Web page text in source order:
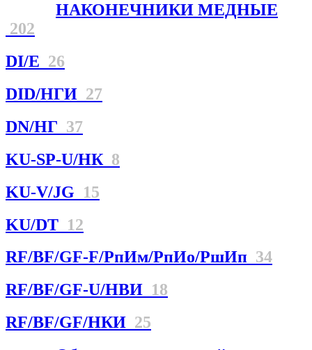
НАКОНЕЧНИКИ МЕДНЫЕ
202
DI/E 26
DID/НГИ 27
DN/НГ 37
KU-SP-U/НК 8
KU-V/JG 15
KU/DT 12
RF/BF/GF-F/РпИм/РпИо/РшИп 34
RF/BF/GF-U/НBИ 18
RF/BF/GF/НКИ 25